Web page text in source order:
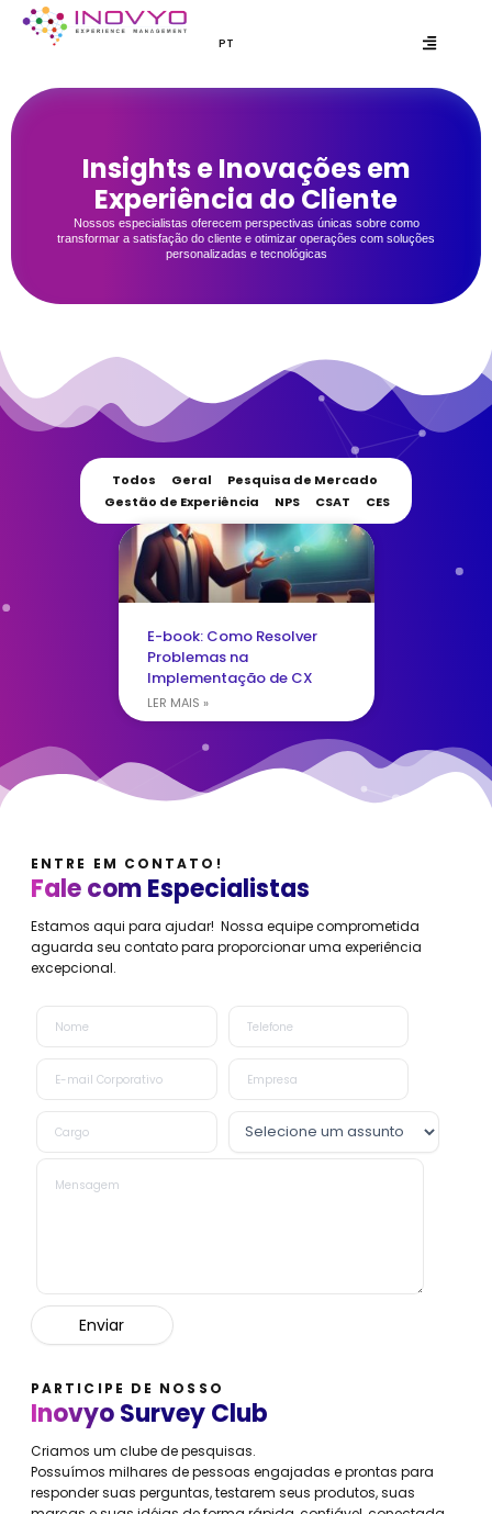
PT
EN
Insights e Inovações em
Experiência do Cliente
Nossos especialistas oferecem perspectivas únicas sobre como
transformar a satisfação do cliente e otimizar operações com soluções
personalizadas e tecnológicas
Todos Geral
Pesquisa de Mercado
Gestão de Experiência
NPS CSAT CES
E-book: Como Resolver
Problemas na
Implementação de CX
LER MAIS »
ENTRE EM CONTATO!
Fale com Especialistas
Estamos aqui para ajudar! Nossa equipe comprometida
aguarda seu contato para proporcionar uma experiência
excepcional.
PARTICIPE DE NOSSO
Inovyo Survey Club
Criamos um clube de pesquisas.
Possuímos milhares de pessoas engajadas e prontas para
responder suas perguntas, testarem seus produtos, suas